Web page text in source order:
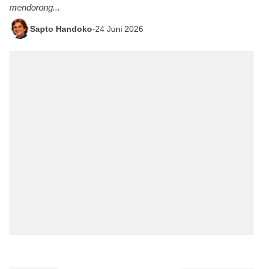
mendorong...
Sapto Handoko-24 Juni 2026